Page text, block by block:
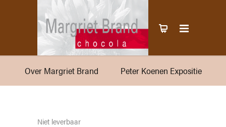
Over Margriet Brand Peter Koenen Expositie
Niet leverbaar